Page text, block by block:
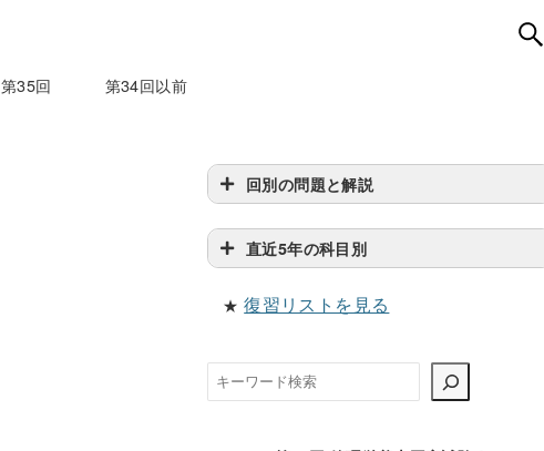
第35回 第34回以前
回別の問題と解説
直近5年の科目別
★復習リストを見る
検
索